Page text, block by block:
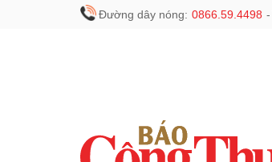
Đường dây nóng: 0866.59.4498 -